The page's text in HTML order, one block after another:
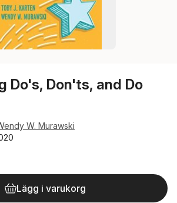
Do's, Don'ts, and Do
W. Murawski
Lägg i varukorg